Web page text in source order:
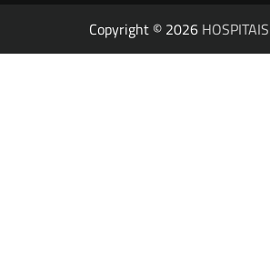
Copyright © 2026